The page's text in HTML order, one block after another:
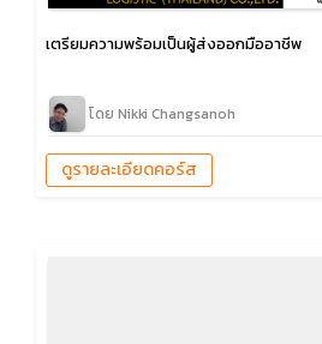
เตรียมความพร้อมเป็นผู้ส่งออกมืออาชีพ
โดย Nikki Changsanoh
ดูรายละเอียดคอร์ส